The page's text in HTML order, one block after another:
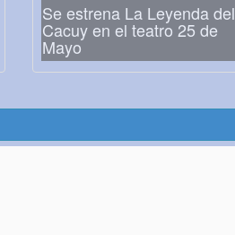
Se estrena La Leyenda del
Cacuy en el teatro 25 de
Mayo